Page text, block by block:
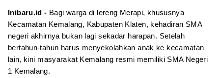
Inibaru.id - Bagi warga di lereng Merapi, khususnya
Kecamatan Kemalang, Kabupaten Klaten, kehadiran SMA
negeri akhirnya bukan lagi sekadar harapan. Setelah
bertahun-tahun harus menyekolahkan anak ke kecamatan
lain, kini masyarakat Kemalang resmi memiliki SMA Negeri
1 Kemalang.